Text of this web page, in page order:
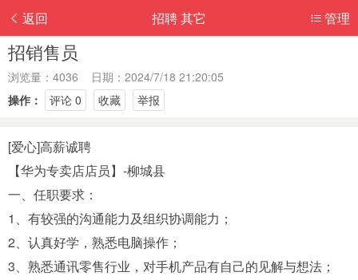
返回 管理
招聘 其它
招销售员
浏览量：4036 日期：2024/7/18 21:20:05
操作：
评论 0 收藏 举报
[爱心]高薪诚聘
【华为专卖店店员】-柳城县
一、任职要求：
1、有较强的沟通能力及组织协调能力；
2、认真好学，熟悉电脑操作；
3、熟悉通讯零售行业，对手机产品有自己的见解与想法；